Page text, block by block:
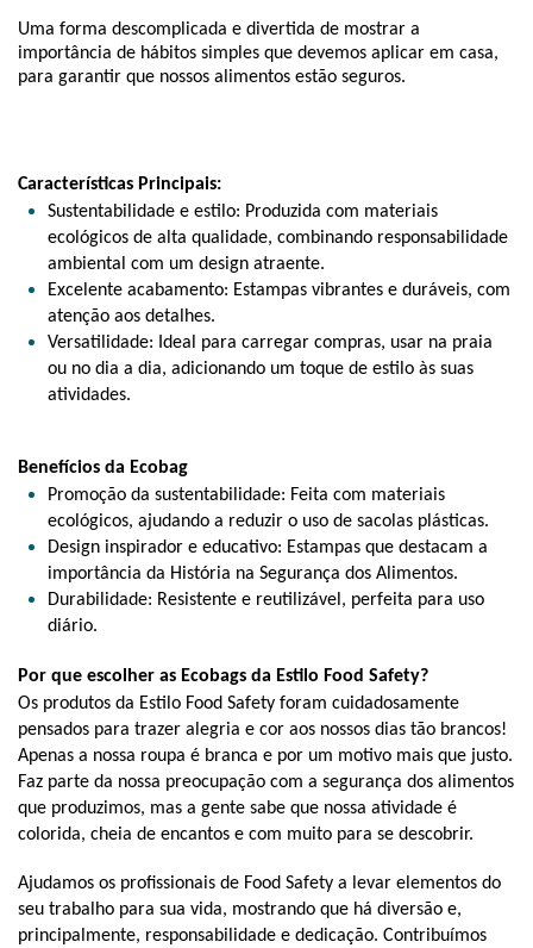
Uma forma descomplicada e divertida de mostrar a
importância de hábitos simples que devemos aplicar em casa,
para garantir que nossos alimentos estão seguros.
Características Principais:
Sustentabilidade e estilo: Produzida com materiais
ecológicos de alta qualidade, combinando responsabilidade
ambiental com um design atraente.
Excelente acabamento: Estampas vibrantes e duráveis, com
atenção aos detalhes.
Versatilidade: Ideal para carregar compras, usar na praia
ou no dia a dia, adicionando um toque de estilo às suas
atividades.
Benefícios da Ecobag
Promoção da sustentabilidade: Feita com materiais
ecológicos, ajudando a reduzir o uso de sacolas plásticas.
Design inspirador e educativo: Estampas que destacam a
importância da História na Segurança dos Alimentos.
Durabilidade: Resistente e reutilizável, perfeita para uso
diário.
Por que escolher as Ecobags da Estilo Food Safety?
Os produtos da Estilo Food Safety foram cuidadosamente
pensados para trazer alegria e cor aos nossos dias tão brancos!
Apenas a nossa roupa é branca e por um motivo mais que justo.
Faz parte da nossa preocupação com a segurança dos alimentos
que produzimos, mas a gente sabe que nossa atividade é
colorida, cheia de encantos e com muito para se descobrir.
Ajudamos os profissionais de Food Safety a levar elementos do
seu trabalho para sua vida, mostrando que há diversão e,
principalmente, responsabilidade e dedicação. Contribuímos